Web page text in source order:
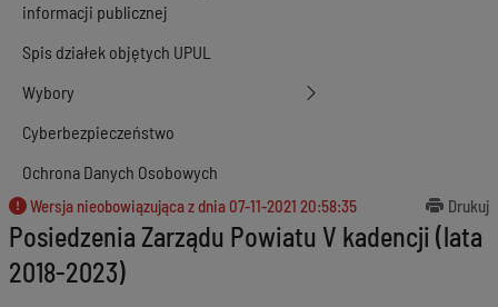
informacji publicznej
Spis działek objętych UPUL
Wybory
Cyberbezpieczeństwo
Ochrona Danych Osobowych
Wersja nieobowiązująca z dnia 07-11-2021 20:58:35 Drukuj
Posiedzenia Zarządu Powiatu V kadencji (lata
2018-2023)